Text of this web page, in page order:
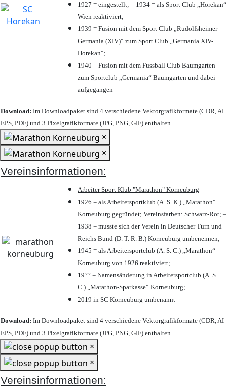
1927 = eingestellt; – 1934 = als Sport Club „Horekan“
Wien reaktiviert;
1939 = Fusion mit dem Sport Club „Rudolfsheimer
Germania (XIV)“ zum Sport Club „Germania XIV-
Horekan“;
1940 = Fusion mit dem Fussball Club Baumgarten
zum Sportclub „Germania“ Baumgarten und dabei
aufgegangen
Download: Im Downloadpaket sind 4 verschiedene Vektorgrafikformate (CDR, AI
EPS, PDF) und 3 Pixelgrafikformate (JPG, PNG, GIF) enthalten.
×
×
Vereinsinformationen:
Arbeiter Sport Klub "Marathon" Korneuburg
1926 = als Arbeitersportklub (A. S. K.) „Marathon“
Korneuburg gegründet; Vereinsfarben: Schwarz-Rot; –
1938 = musste sich der Verein in Deutscher Turn und
Reichs Bund (D. T. R. B.) Korneuburg umbenennen;
1945 = als Arbeitersportclub (A. S. C.) „Marathon“
Korneuburg von 1926 reaktiviert;
19?? = Namensänderung in Arbeitersportclub (A. S.
C.) „Marathon-Sparkasse“ Korneuburg;
2019 in SC Korneuburg umbenannt
Download: Im Downloadpaket sind 4 verschiedene Vektorgrafikformate (CDR, AI
EPS, PDF) und 3 Pixelgrafikformate (JPG, PNG, GIF) enthalten.
×
×
Vereinsinformationen: